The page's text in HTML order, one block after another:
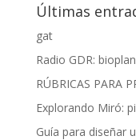
Últimas
gat
Radio GDR:
RÚBRICAS PARA
Explorando Miró:
Guía para diseñar